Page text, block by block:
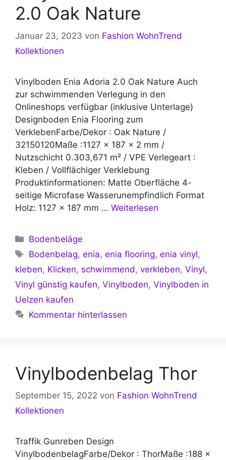
2.0 Oak Nature
Januar 23, 2023 von Fashion WohnTrend
Kollektionen
Vinylboden Enia Adoria 2.0 Oak Nature Auch
zur schwimmenden Verlegung in den
Onlineshops verfügbar (inklusive Unterlage)
Designboden Enia Flooring zum
VerklebenFarbe/Dekor : Oak Nature /
32150120Maße :1127 x 187 x 2 mm /
Nutzschicht 0.303,671 m² / VPE Verlegeart :
Kleben / Vollflächiger Verklebung
Produktinformationen: Matte Oberfläche 4-
seitige Microfase Wasserunempfindlich Format
Holz: 1127 × 187 mm … Weiterlesen
Kategorien
Bodenbeläge
Schlagwörter
Bodenbelag,enia,enia flooring,enia vinyl,
kleben, Klicken, schwimmend , verkleben, Vinyl,
Vinyl günstig kaufen, Vinylboden, Vinylboden in
Uelzen kaufen
Kommentar hinterlassen
Vinylbodenbelag Thor
September 15, 2022 von Fashion WohnTrend
Kollektionen
Traffik Gunreben Design
VinylbodenbelagFarbe/Dekor : ThorMaße :188 x